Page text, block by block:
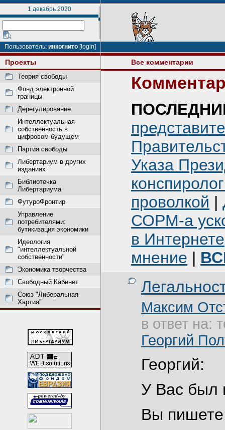
1 декабрь 2020
Пользователь: инкогнито [login]
Проекты
Теория свободы
Фонд электронной
границы
Дерегулирование
Интеллектуальная
собственность в
цифровом будущем
Партия свободы
Либертариум в других
изданиях
Библиотечка
Либертариума
ФутуроФронтир
Управление
потребителями:
бутикизация экономики
Идеология
"интеллектуальной
собственности"
Экономика творчества
Свободный Кабинет
Союз "Либеральная
Хартия"
Все комментарии
Указа
проволкой |
СОРМ-а
в Интернете
мнение |
Максим
в ответ на:
Георгий
Георгий:
У Вас был
Вы